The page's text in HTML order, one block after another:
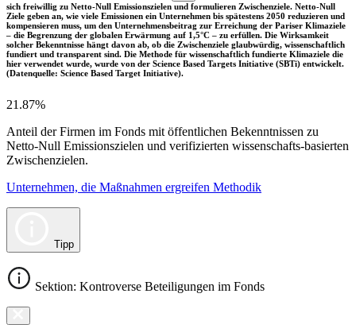
sich freiwillig zu Netto-Null Emissionszielen und formulieren Zwischenziele. Netto-Null
Ziele geben an, wie viele Emissionen ein Unternehmen bis spätestens 2050 reduzieren und
kompensieren muss, um den Unternehmensbeitrag zur Erreichung der Pariser Klimaziele
– die Begrenzung der globalen Erwärmung auf 1,5°C – zu erfüllen. Die Wirksamkeit
solcher Bekenntnisse hängt davon ab, ob die Zwischenziele glaubwürdig, wissenschaftlich
fundiert und transparent sind. Die Methode für wissenschaftlich fundierte Klimaziele die
hier verwendet wurde, wurde von der Science Based Targets Initiative (SBTi) entwickelt.
(Datenquelle: Science Based Target Initiative).
21.87%
Anteil der Firmen im Fonds mit öffentlichen Bekenntnissen zu
Netto-Null Emissionszielen und verifizierten wissenschafts-basierten
Zwischenzielen.
Unternehmen, die Maßnahmen ergreifen Methodik
Tipp
Sektion: Kontroverse Beteiligungen im Fonds